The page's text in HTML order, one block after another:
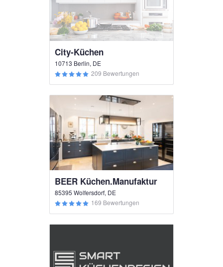
City-Küchen
10713 Berlin, DE
209 Bewertungen
BEER Küchen.Manufaktur
85395 Wolfersdorf, DE
169 Bewertungen